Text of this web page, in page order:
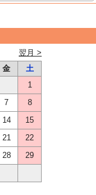
翌月 >
金
土
1
7
8
14
15
21
22
28
29